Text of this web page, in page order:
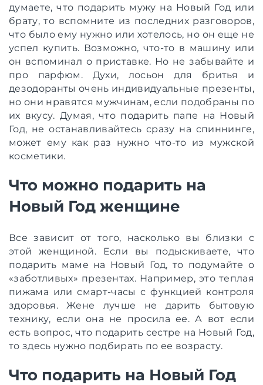
думаете, что подарить мужу на Новый Год или
брату, то вспомните из последних разговоров,
что было ему нужно или хотелось, но он еще не
успел купить. Возможно, что-то в машину или
он вспоминал о приставке. Но не забывайте и
про парфюм. Духи, лосьон для бритья и
дезодоранты очень индивидуальные презенты,
но они нравятся мужчинам, если подобраны по
их вкусу. Думая, что подарить папе на Новый
Год, не останавливайтесь сразу на спиннинге,
может ему как раз нужно что-то из мужской
косметики.
Что можно подарить на
Новый Год женщине
Все зависит от того, насколько вы близки с
этой женщиной. Если вы подыскиваете, что
подарить маме на Новый Год, то подумайте о
«заботливых» презентах. Например, это теплая
пижама или смарт-часы с функцией контроля
здоровья. Жене лучше не дарить бытовую
технику, если она не просила ее. А вот если
есть вопрос, что подарить сестре на Новый Год,
то здесь нужно подбирать по ее возрасту.
Что подарить на Новый Год